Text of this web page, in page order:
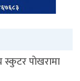
स्कुटर पाेखरामा